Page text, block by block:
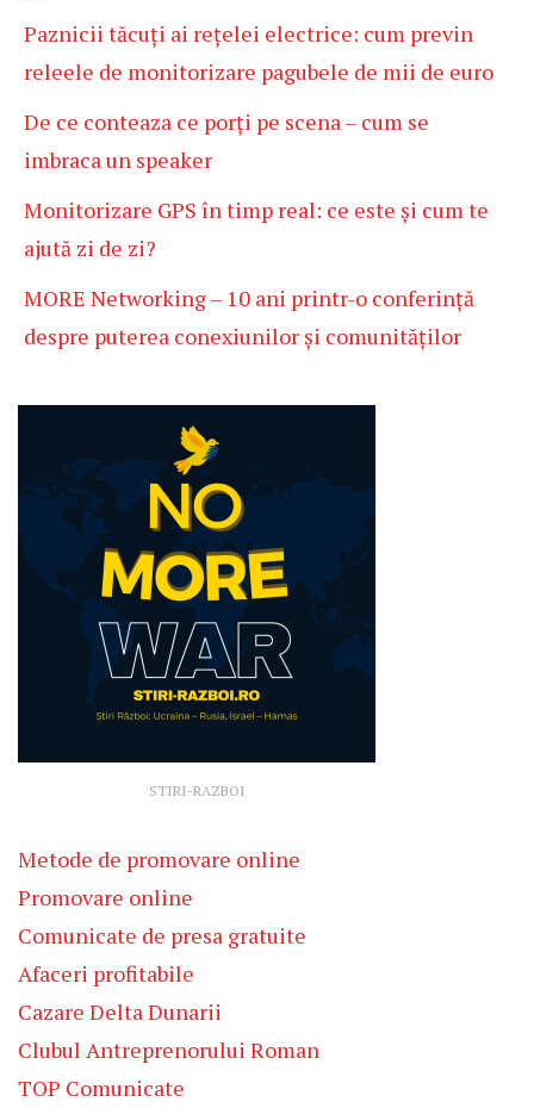
Paznicii tăcuți ai rețelei electrice: cum previn
releele de monitorizare pagubele de mii de euro
De ce conteaza ce porți pe scena – cum se
imbraca un speaker
Monitorizare GPS în timp real: ce este și cum te
ajută zi de zi?
MORE Networking – 10 ani printr-o conferință
despre puterea conexiunilor și comunităților
STIRI-RAZBOI
Metode de promovare online
Promovare online
Comunicate de presa gratuite
Afaceri profitabile
Cazare Delta Dunarii
Clubul Antreprenorului Roman
TOP Comunicate